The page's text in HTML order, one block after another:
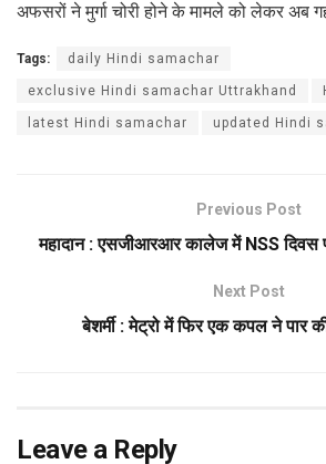
अफसरों ने मुर्गा चोरी होने के मामले को लेकर अब
Tags: daily Hindi samachar
exclusive Hindi samachar Uttrakhand
latest Hindi samachar updated Hindi
Previous Post
महादान : एसजीआरआर कालेज में NSS दिवस
Next Post
बेशर्मी : मेट्रो में फिर एक कपल ने पार
Leave a Reply